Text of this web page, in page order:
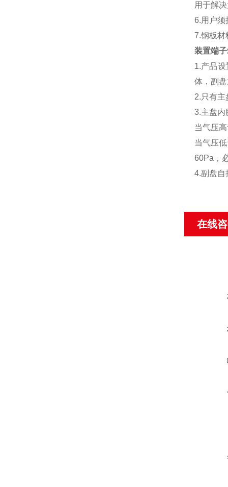
用于解
6.用户
7.钢板材
装置端
1.产品
体，副
2. 只有
3.主盘内
当气压
当气压
60Pa ，
4.副盘自
在线